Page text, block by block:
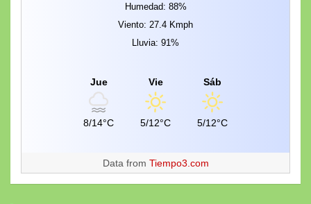
Humedad: 88%
Viento: 27.4 Kmph
Lluvia: 91%
Jue
8/14°C
Vie
5/12°C
Sáb
5/12°C
Data from Tiempo3.com